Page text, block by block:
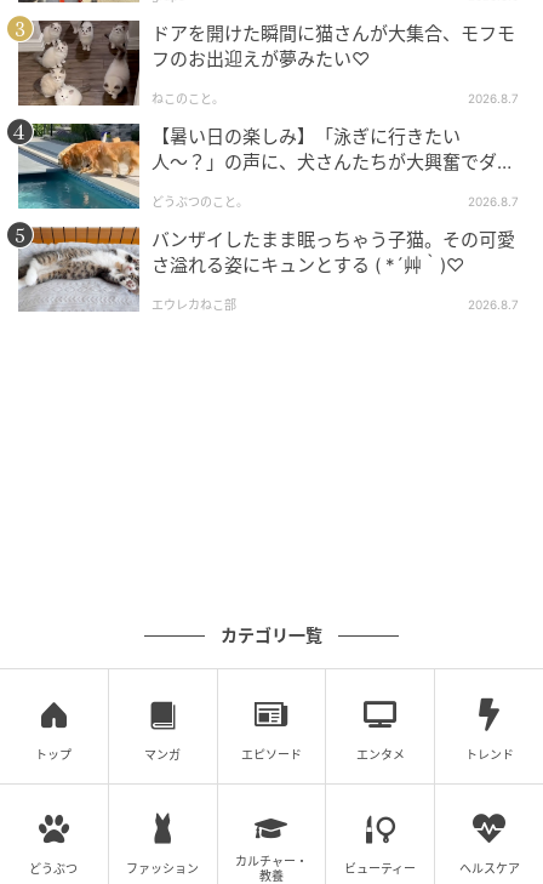
ドアを開けた瞬間に猫さんが大集合、モフモ
フのお出迎えが夢みたい♡
ねこのこと。 2026.8.7
【暑い日の楽しみ】「泳ぎに行きたい
人〜？」の声に、犬さんたちが大興奮でダッ
どうぶつのこと。 2026.8.7
バンザイしたまま眠っちゃう子猫。その可愛
さ溢れる姿にキュンとする ( *´艸｀)♡
エウレカねこ部 2026.8.7
カテゴリ一覧
トップ マンガ エピソード エンタメ トレンド
どうぶつ ファッション
カルチャー・
教養
ビューティー ヘルスケア